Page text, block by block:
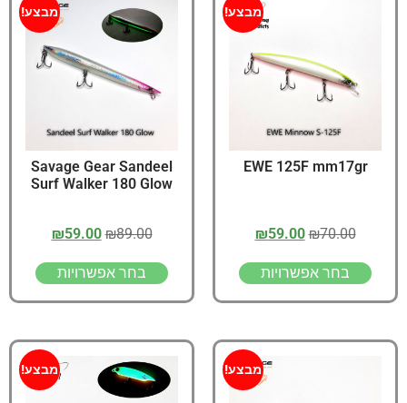
מבצע!
EWE 125F mm17gr
₪70.00
₪59.00
בחר אפשרויות
מבצע!
Savage Gear Sandeel
Surf Walker 180 Glow
₪89.00
₪59.00
בחר אפשרויות
מבצע! מבצע!